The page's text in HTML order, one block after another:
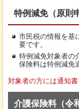
特例減免（原則
市民税の情報を基
要です。
特例減免対象者の
保険料は特例減免
対象者の方には通知
介護保険料（令